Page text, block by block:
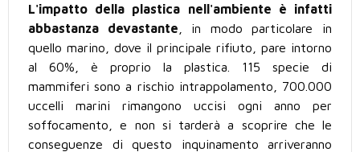
L'impatto della plastica nell'ambiente è infatti
abbastanza devastante , in modo particolare in
quello marino, dove il principale rifiuto, pare intorno
al 60%, è proprio la plastica. 115 specie di
mammiferi sono a rischio intrappolamento, 700.000
uccelli marini rimangono uccisi ogni anno per
soffocamento, e non si tarderà a scoprire che le
conseguenze di questo inquinamento arriveranno